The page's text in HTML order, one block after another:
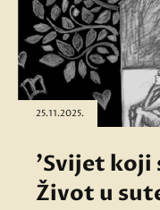
25.11.2025.
'Svijet koji
Život u